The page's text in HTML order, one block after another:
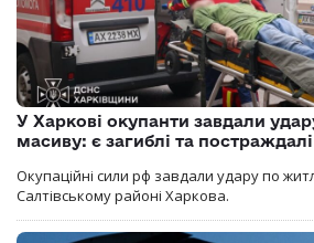
У Харкові окупанти завдали
масиву: є загиблі та постраждалі
Окупаційні сили рф завдали удару по
Салтівському районі Харкова.